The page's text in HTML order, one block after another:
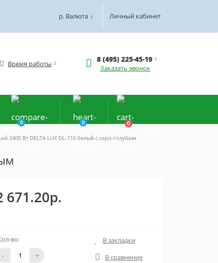
р. Валюта Личный кабинет
Время работы 8 (495) 225-45-19
Заказать звонок
0 0 0
2400 Вт DELTA LUX DL-710 белый с серо-голубым
671.20р.
во:
-
+
В закладки
В сравнение